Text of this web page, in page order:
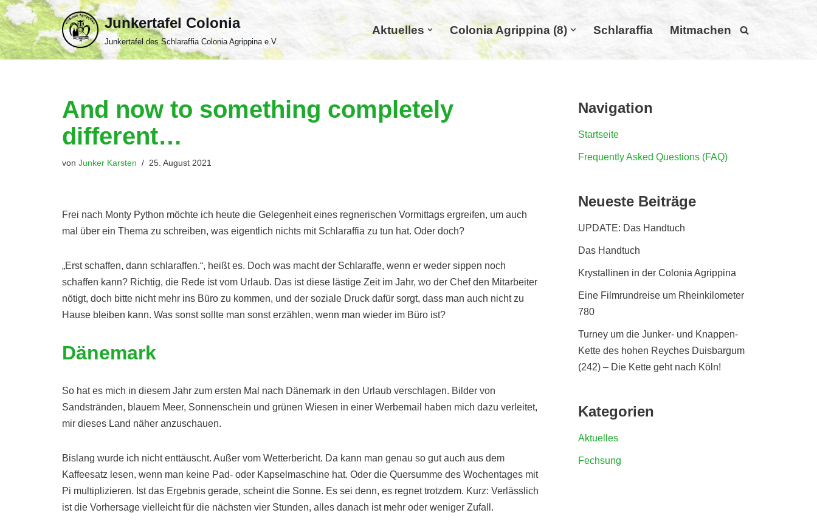
Zum
Inhalt
Junkertafel Colonia
Junkertafel des Schlaraffia Colonia Agrippina e.V.
Aktuelles Colonia Agrippina (8) Schlaraffia Mitmachen
And now to something completely
different…
von Junker Karsten 25. August 2021
Frei nach Monty Python möchte ich heute die Gelegenheit eines regnerischen Vormittags ergreifen, um auch
mal über ein Thema zu schreiben, was eigentlich nichts mit Schlaraffia zu tun hat. Oder doch?
„Erst schaffen, dann schlaraffen.“, heißt es. Doch was macht der Schlaraffe, wenn er weder sippen noch
schaffen kann? Richtig, die Rede ist vom Urlaub. Das ist diese lästige Zeit im Jahr, wo der Chef den Mitarbeiter
nötigt, doch bitte nicht mehr ins Büro zu kommen, und der soziale Druck dafür sorgt, dass man auch nicht zu
Hause bleiben kann. Was sonst sollte man sonst erzählen, wenn man wieder im Büro ist?
Dänemark
So hat es mich in diesem Jahr zum ersten Mal nach Dänemark in den Urlaub verschlagen. Bilder von
Sandstränden, blauem Meer, Sonnenschein und grünen Wiesen in einer Werbemail haben mich dazu verleitet,
mir dieses Land näher anzuschauen.
Bislang wurde ich nicht enttäuscht. Außer vom Wetterbericht. Da kann man genau so gut auch aus dem
Kaffeesatz lesen, wenn man keine Pad- oder Kapselmaschine hat. Oder die Quersumme des Wochentages mit
Pi multiplizieren. Ist das Ergebnis gerade, scheint die Sonne. Es sei denn, es regnet trotzdem. Kurz: Verlässlich
ist die Vorhersage vielleicht für die nächsten vier Stunden, alles danach ist mehr oder weniger Zufall.
Navigation
Startseite
Frequently Asked Questions (FAQ)
Neueste Beiträge
UPDATE: Das Handtuch
Das Handtuch
Krystallinen in der Colonia Agrippina
Eine Filmrundreise um Rheinkilometer
780
Turney um die Junker- und Knappen-
Kette des hohen Reyches Duisbargum
(242) – Die Kette geht nach Köln!
Kategorien
Aktuelles
Fechsung